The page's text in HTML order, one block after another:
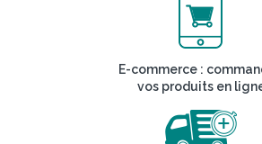
E-commerce :
vos produits en